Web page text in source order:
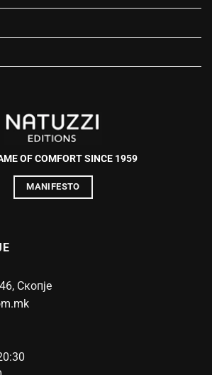
OF COMFORT SINCE 1959
MANIFESTO
Скопје